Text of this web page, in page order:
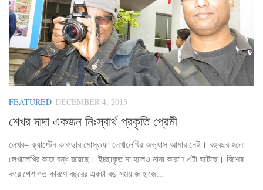
FEATURED DECEMBER 4, 2013
শেখর দাদা একজন নিঃস্বার্থ প্রকৃতি প্রেমী
লেখক- ক্যাপ্টেন কাওছার মোস্তফা লেখালেখির অভ্যাস আমার নেই। বহুবছর হলো
লেখালেখির কাজ বন্ধ রয়েছে। ইচ্ছাকৃত না হলেও নানা কারণে এটা ঘটেছে। বিশেষ
করে পেশাগত কারণে বছরের একটা বড় সময় জাহাজে...